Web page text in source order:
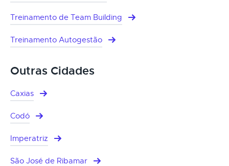
Treinamento de Team Building
Treinamento Autogestão
Outras Cidades
Caxias
Codó
Imperatriz
São José de Ribamar